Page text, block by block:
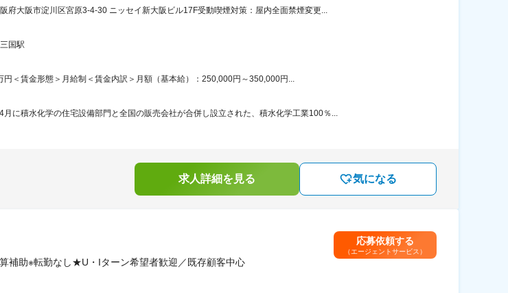
府大阪市淀川区宮原3-4-30 ニッセイ新大阪ビル17F受動喫煙対策：屋内全面禁煙変更...
国駅
円＜賃金形態＞月給制＜賃金内訳＞月額（基本給）：250,000円～350,000円...
に積水化学の住宅設備部門と全国の販売会社が合併し設立された、積水化学工業100％...
求人詳細を見る 気になる
補助※転勤なし★U・Iターン希望者歓迎／既存顧客中心
応募依頼する
（エージェントサービス）